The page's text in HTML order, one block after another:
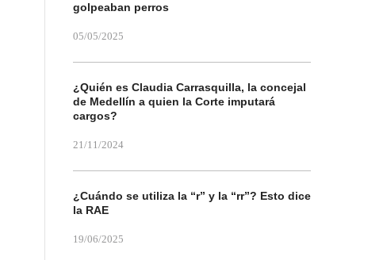
golpeaban perros
05/05/2025
¿Quién es Claudia Carrasquilla, la concejal
de Medellín a quien la Corte imputará
cargos?
21/11/2024
¿Cuándo se utiliza la “r” y la “rr”? Esto dice
la RAE
19/06/2025